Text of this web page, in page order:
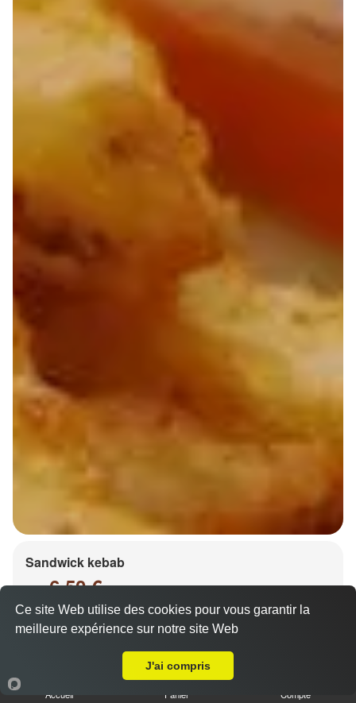
Sandwick kebab
Dès6.50 €
Salade, tomates, oignons, chou, carottes
Accueil Panier Compte
Ce site Web utilise des cookies pour vous garantir la
meilleure expérience sur notre site Web
J'ai compris